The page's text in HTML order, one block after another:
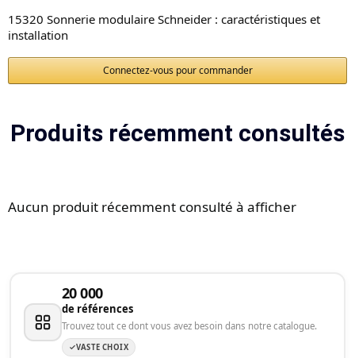
15320 Sonnerie modulaire Schneider : caractéristiques et
installation
Connectez-vous pour commander
Produits récemment consultés
Aucun produit récemment consulté à afficher
20 000
de références
Trouvez tout ce dont vous avez besoin dans notre catalogue.
VASTE CHOIX